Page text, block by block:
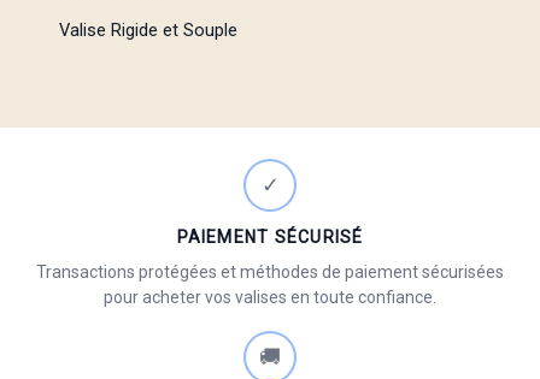
Valise Rigide et Souple
✓
PAIEMENT SÉCURISÉ
Transactions protégées et méthodes de paiement sécurisées
pour acheter vos valises en toute confiance.
🚚